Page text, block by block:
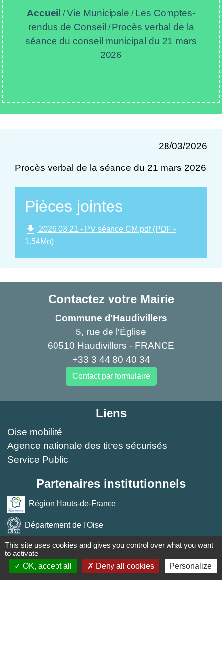
Accueil /Vie Municipale / Les Comptes-
rendus de Conseil / Procès verbal de la
séance du conseil municipal du 21 mars
2026
28/03/2026
Procès verbal de la séance du 21 mars 2026
Pièces jointes
file_download 2026 03 21 - PV séance CM.pdf (PDF -
1.54Mo)
Contactez votre Mairie
Commune d'Haudivillers
5, rue de l'Église
60510 Haudivillers - FRANCE
+33 3 44 80 40 34
Contact par formulaire
Liens
Oise mobilité
Agence nationale des titres sécurisés
Service Public
Partenaires institutionnels
Région Hauts-de-France
Département de l'Oise
Agglo du Beauvaisis
Site réalisé par KOM Conseil
This site uses cookies and gives you control over what you want
to activate
OK, accept all
Deny all cookies Personalize